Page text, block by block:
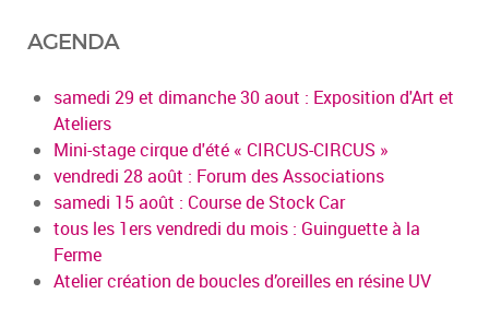
AGENDA
samedi 29 et dimanche 30 aout : Exposition d'Art et
Ateliers
Mini-stage cirque d'été « CIRCUS-CIRCUS »
vendredi 28 août : Forum des Associations
samedi 15 août : Course de Stock Car
tous les 1ers vendredi du mois : Guinguette à la
Ferme
Atelier création de boucles d’oreilles en résine UV